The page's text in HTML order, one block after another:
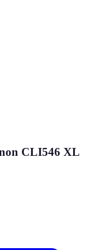
CLI546 XL